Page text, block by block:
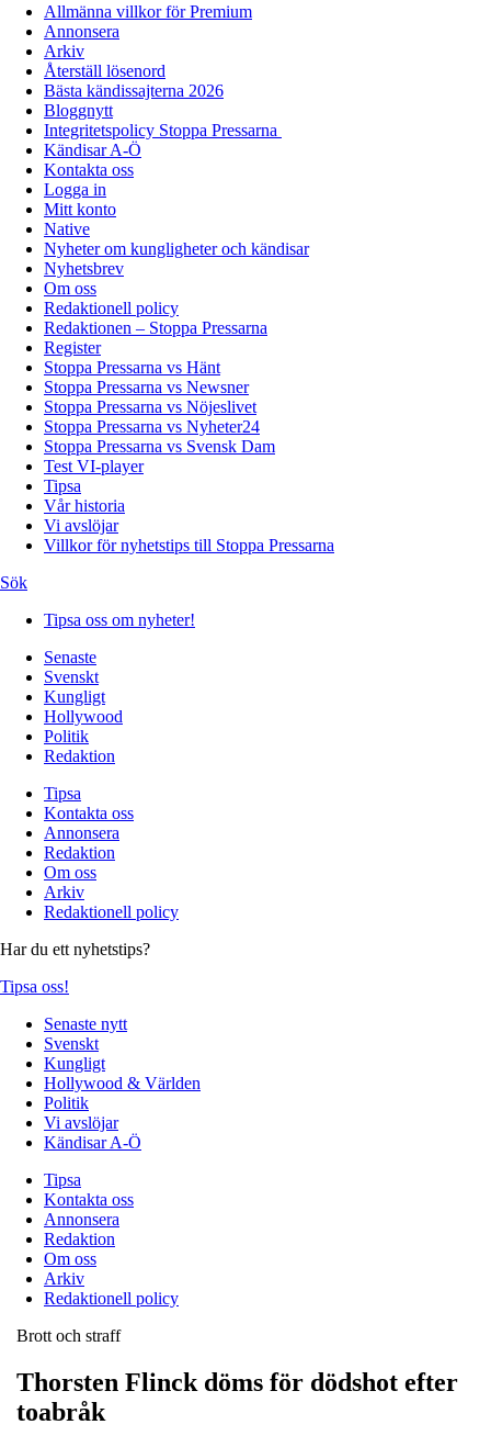
Allmänna villkor för Premium
Annonsera
Arkiv
Återställ lösenord
Bästa kändissajterna 2026
Bloggnytt
Integritetspolicy Stoppa Pressarna
Kändisar A-Ö
Kontakta oss
Logga in
Mitt konto
Native
Nyheter om kungligheter och kändisar
Nyhetsbrev
Om oss
Redaktionell policy
Redaktionen – Stoppa Pressarna
Register
Stoppa Pressarna vs Hänt
Stoppa Pressarna vs Newsner
Stoppa Pressarna vs Nöjeslivet
Stoppa Pressarna vs Nyheter24
Stoppa Pressarna vs Svensk Dam
Test VI-player
Tipsa
Vår historia
Vi avslöjar
Villkor för nyhetstips till Stoppa Pressarna
Sök
Tipsa oss om nyheter!
Senaste
Svenskt
Kungligt
Hollywood
Politik
Redaktion
Tipsa
Kontakta oss
Annonsera
Redaktion
Om oss
Arkiv
Redaktionell policy
Har du ett nyhetstips?
Tipsa oss!
Senaste nytt
Svenskt
Kungligt
Hollywood & Världen
Politik
Vi avslöjar
Kändisar A-Ö
Tipsa
Kontakta oss
Annonsera
Redaktion
Om oss
Arkiv
Redaktionell policy
Brott och straff
Thorsten Flinck döms för dödshot efter
toabråk